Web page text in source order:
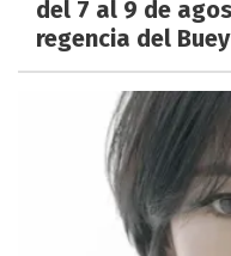
del 7 al 9 de
regencia del